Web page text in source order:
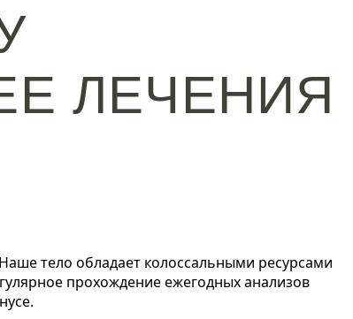
ЛЕЧЕНИЯ
тело обладает колоссальными ресурсами
прохождение ежегодных анализов